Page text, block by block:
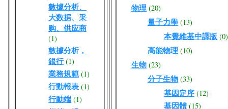
數據分析、
大数据、采
购、供应商
(1)
數據分析，
銀行 (1)
業務規範 (1)
行動報表 (1)
行動端 (1)
物理 (20)
量子力學 (13)
本覺維基中譯版 (0)
高能物理 (10)
生物 (23)
分子生物 (33)
基因定序 (12)
基因體 (15)